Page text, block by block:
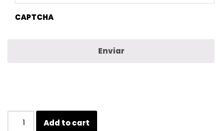
CAPTCHA
Add to cart